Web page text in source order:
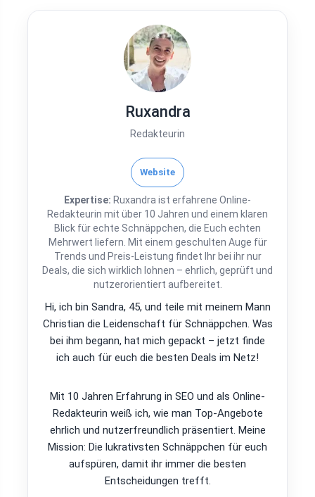
Ruxandra
Redakteurin
Website
Expertise: Ruxandra ist erfahrene Online-
Redakteurin mit über 10 Jahren und einem klaren
Blick für echte Schnäppchen, die Euch echten
Mehrwert liefern. Mit einem geschulten Auge für
Trends und Preis-Leistung findet Ihr bei ihr nur
Deals, die sich wirklich lohnen – ehrlich, geprüft und
nutzerorientiert aufbereitet.
Hi, ich bin Sandra, 45, und teile mit meinem Mann
Christian die Leidenschaft für Schnäppchen. Was
bei ihm begann, hat mich gepackt – jetzt finde
ich auch für euch die besten Deals im Netz!
Mit 10 Jahren Erfahrung in SEO und als Online-
Redakteurin weiß ich, wie man Top-Angebote
ehrlich und nutzerfreundlich präsentiert. Meine
Mission: Die lukrativsten Schnäppchen für euch
aufspüren, damit ihr immer die besten
Entscheidungen trefft.